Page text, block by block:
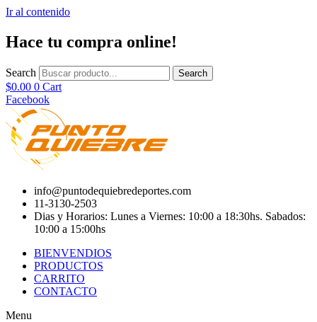
Ir al contenido
Hace tu compra online!
Search Search
$0.00 0 Cart
Facebook
info@puntodequiebredeportes.com
11-3130-2503
Dias y Horarios: Lunes a Viernes: 10:00 a 18:30hs. Sabados:
10:00 a 15:00hs
BIENVENDIOS
PRODUCTOS
CARRITO
CONTACTO
Menu